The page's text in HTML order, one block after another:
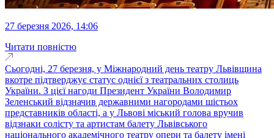
27 березня 2026, 14:06
Читати повністю
Сьогодні, 27 березня, у Міжнародний день театру Львівщина
вкотре підтверджує статус однієї з театральних столиць
України. З цієї нагоди Президент України Володимир
Зеленський відзначив державними нагородами шістьох
представників області, а у Львові міський голова вручив
відзнаки солісту та артистам балету Львівського
національного академічного театру опери та балету імені